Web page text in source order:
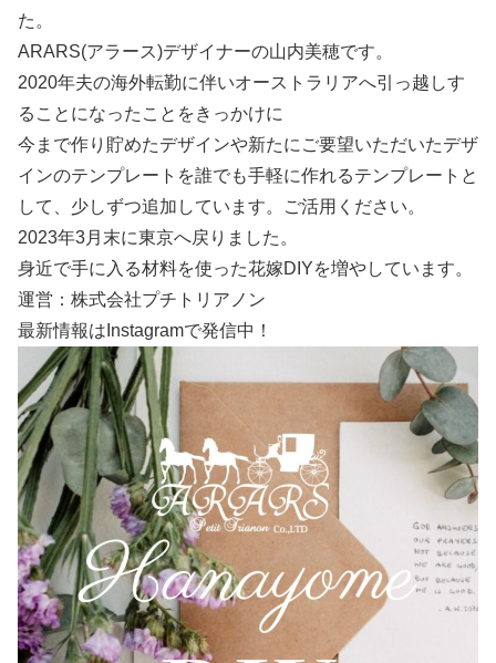
た。
ARARS(アラース)デザイナーの山内美穂です。
2020年夫の海外転勤に伴いオーストラリアへ引っ越しす
ることになったことをきっかけに
今まで作り貯めたデザインや新たにご要望いただいたデザ
インのテンプレートを誰でも手軽に作れるテンプレートと
して、少しずつ追加しています。ご活用ください。
2023年3月末に東京へ戻りました。
身近で手に入る材料を使った花嫁DIYを増やしています。
運営：株式会社プチトリアノン
最新情報はInstagramで発信中！